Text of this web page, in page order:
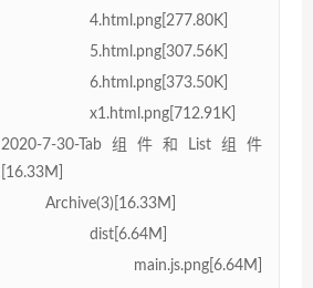
4.html.png[277.80K]
5.html.png[307.56K]
6.html.png[373.50K]
x1.html.png[712.91K]
2020-7-30-Tab组件和List组件
[16.33M]
Archive(3)[16.33M]
dist[6.64M]
main.js.png[6.64M]